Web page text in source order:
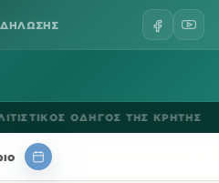
ΟΔΗΓΟΣ ΤΗΣ ΚΡΗΤΗΣ